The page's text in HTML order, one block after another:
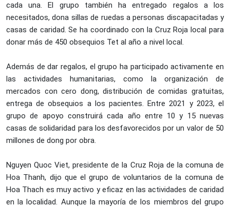
cada una. El grupo también ha entregado regalos a los
necesitados, dona sillas de ruedas a personas discapacitadas y
casas de caridad. Se ha coordinado con la Cruz Roja local para
donar más de 450 obsequios Tet al año a nivel local.
Además de dar regalos, el grupo ha participado activamente en
las actividades humanitarias, como la organización de
mercados con cero dong, distribución de comidas gratuitas,
entrega de obsequios a los pacientes. Entre 2021 y 2023, el
grupo de apoyo construirá cada año entre 10 y 15 nuevas
casas de solidaridad para los desfavorecidos por un valor de 50
millones de dong por obra.
Nguyen Quoc Viet, presidente de la Cruz Roja de la comuna de
Hoa Thanh, dijo que el grupo de voluntarios de la comuna de
Hoa Thach es muy activo y eficaz en las actividades de caridad
en la localidad. Aunque la mayoría de los miembros del grupo